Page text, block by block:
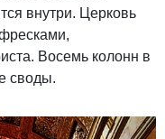
внутри. Церковь
Восемь колонн в
своды.